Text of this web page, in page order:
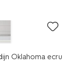
Oklahoma ecru